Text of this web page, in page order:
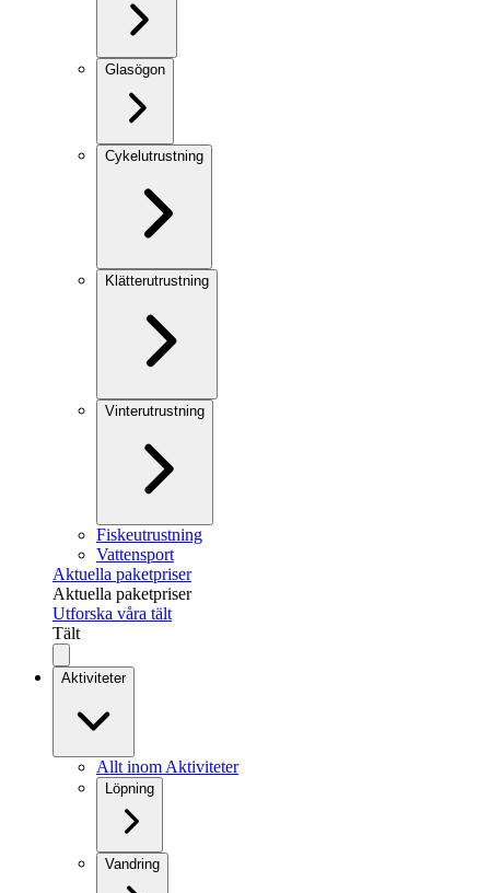
Glasögon
Cykelutrustning
Klätterutrustning
Vinterutrustning
Fiskeutrustning
Vattensport
Aktuella paketpriser
Aktuella paketpriser
Utforska våra tält
Tält
Aktiviteter
Allt inom Aktiviteter
Löpning
Vandring